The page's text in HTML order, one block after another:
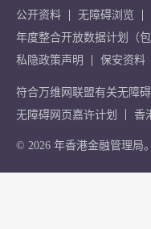
公开资料
无障碍浏览
年度整合开放数据计划（
私隐政策声明
保安资料
符合万维网联盟有关无障
无障碍网页嘉许计划
香
© 2026 年香港金融管理局